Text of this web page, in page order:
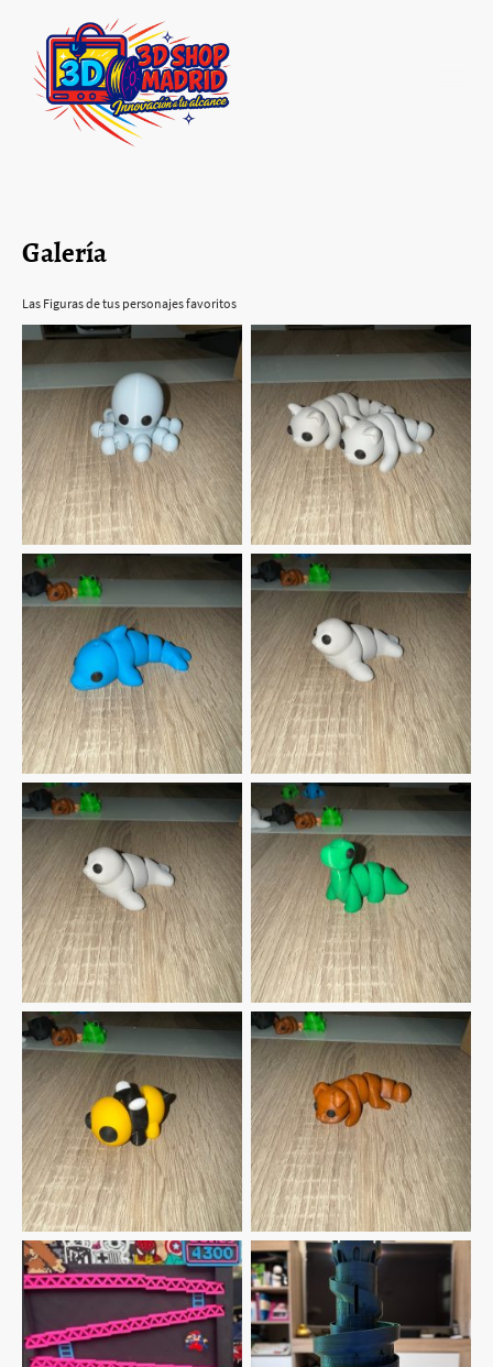
Galería
Las Figuras de tus personajes favoritos